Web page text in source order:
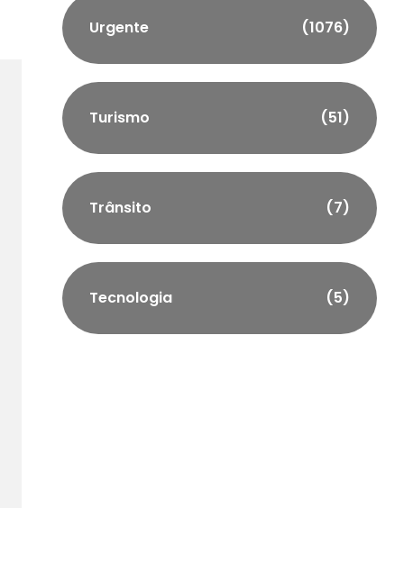
Urgente (1076)
Turismo (51)
Trânsito (7)
Tecnologia (5)